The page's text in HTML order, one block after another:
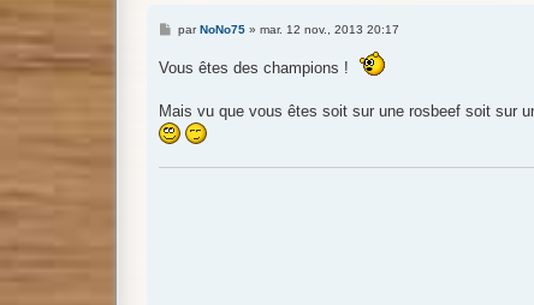
M
s
e
parNoNo75» mar. 12 nov., 2013 20:17
Vous êtes des champions !
Mais vu que vous êtes soit sur une rosbeef soit sur